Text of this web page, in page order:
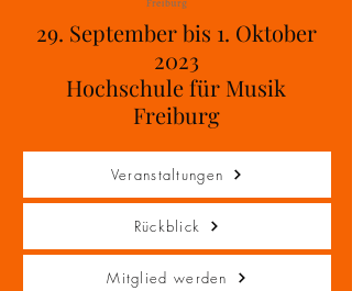
29. September bis 1. Oktober
2023
Hochschule für Musik
Freiburg
Veranstaltungen
Rückblick
Mitglied werden